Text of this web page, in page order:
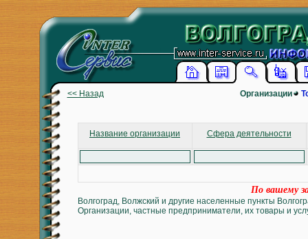
<< Назад Организации
Название организации Сфера деятельности
По вашему
Волгоград, Волжский и другие населенные пункты
Организации, частные предприниматели, их товары и